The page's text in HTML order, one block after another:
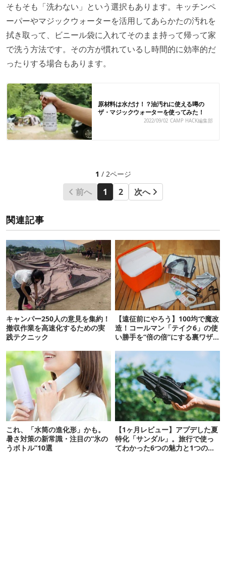
そもそも「洗わない」という選択もあります。キッチンペ
ーパーやマジックウォーターを活用してあらかたの汚れを
拭き取って、ビニール袋に入れてそのまま持って帰って家
で洗う方法です。その方が慣れているし時間的に効率的だ
ったりする場合もあります。
原材料は水だけ！？油汚れに使える噂の
ザ・マジックウォーターを使ってみた！
2022/09/02 CAMP HACK編集部
1 / 2ページ
前へ 1 2 次へ
関連記事
キャンパー250人の意見を集約！
撤収作業を高速化するための実
践テクニック
【遠征前にやろう】100均で魔改
造！コールマン「テイク6」の使
い勝手を“倍の倍”にする裏ワザ6
これ、「水筒の進化形」かも。
暑さ対策の新常識・注目の“氷の
うボトル”10選
【1ヶ月レビュー】アプデした夏
特化「サンダル」。旅行で使っ
てわかった6つの魅力と1つの注